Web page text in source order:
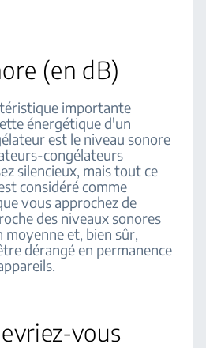
(en dB)
importante
énergétique d'un
est le niveau sonore
congélateurs
silencieux, mais tout ce
considéré comme
vous approchez de
des niveaux sonores
et, bien sûr,
dérangé en permanence
vous